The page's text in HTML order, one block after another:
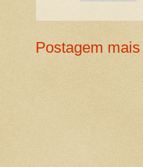
Postagem